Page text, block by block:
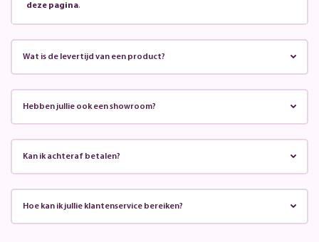
deze pagina.
Wat is de levertijd van een product?
Hebben jullie ook een showroom?
Kan ik achteraf betalen?
Hoe kan ik jullie klantenservice bereiken?